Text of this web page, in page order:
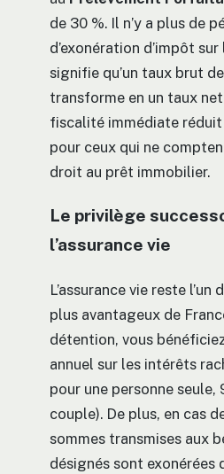
de 30 %. Il n’y a plus de
d’exonération d’impôt sur
signifie qu’un taux brut
transforme en un taux
fiscalité immédiate réduit
pour ceux qui ne
droit au prêt immobilier.
Le privilège
l’assurance vie
L’assurance vie reste
plus avantageux de
détention, vous
annuel sur les intérêts
pour une personne seule,
couple). De plus, en cas
sommes transmises aux
désignés sont exonérées